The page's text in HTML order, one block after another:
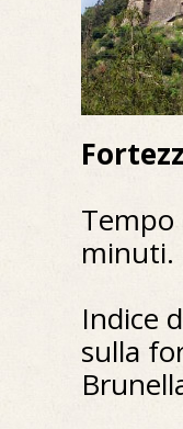
minuti.
Indice
sulla